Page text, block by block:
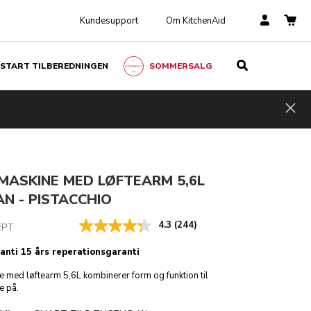
Kundesupport Om KitchenAid
START TILBEREDNINGEN SOMMERSALG
Pistacchio
MED LØFTEARM 5,6L
- PISTACCHIO
4.3 (244)
15 års reperationsgaranti
med løftearm 5,6L kombinerer form og funktion til
på.